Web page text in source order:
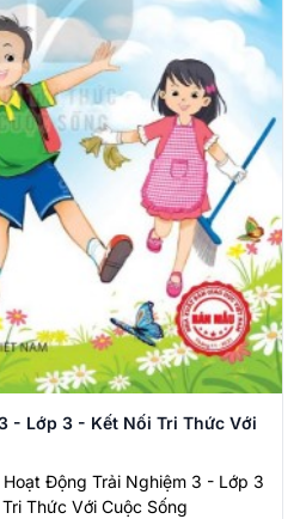
- Lớp 3 - Kết Nối Tri Thức Với
Động Trải Nghiệm 3 - Lớp 3
Thức Với Cuộc Sống